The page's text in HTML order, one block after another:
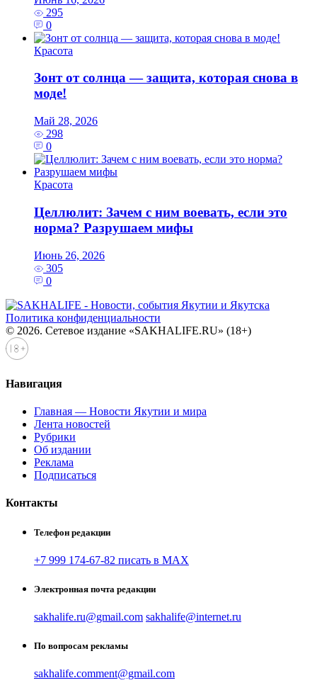
295
0
Красота
Зонт от солнца — защита, которая снова в
моде!
Май 28, 2026
298
0
Красота
Целлюлит: Зачем с ним воевать, если это
норма? Разрушаем мифы
Июнь 26, 2026
305
0
Политика конфиденциальности
© 2026. Сетевое издание «SAKHALIFE.RU» (18+)
Навигация
Главная — Новости Якутии и мира
Лента новостей
Рубрики
Об издании
Реклама
Подписаться
Контакты
Телефон редакции
+7 999 174-67-82 писать в MAX
Электронная почта редакции
sakhalife.ru@gmail.com sakhalife@internet.ru
По вопросам рекламы
sakhalife.comment@gmail.com